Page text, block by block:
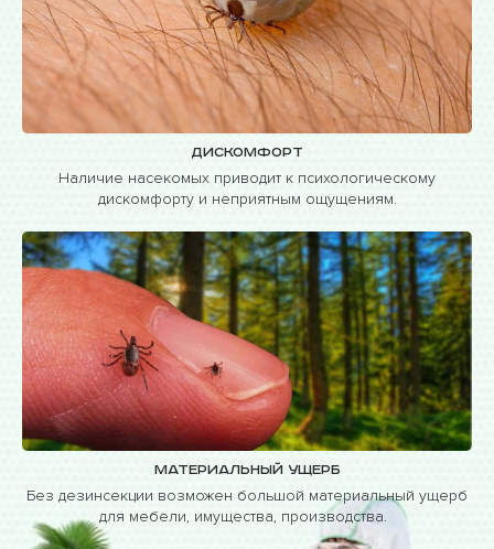
Дискомфорт
Наличие насекомых приводит к психологическому
дискомфорту и неприятным ощущениям.
Материальный ущерб
Без дезинсекции возможен большой материальный ущерб
для мебели, имущества, производства.